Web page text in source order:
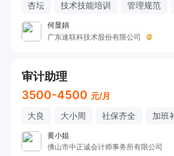
杏坛 技术技能培训 管理规范
何显娟
广东速联科技术股份有限公司
审计助理
3500-4500 元/月
大良 大小周 社保齐全 加班
黄小姐
佛山市中正诚会计师事务所有限公司